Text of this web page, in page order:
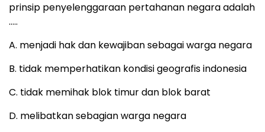
prinsip penyelenggaraan pertahanan negara adalah
…..
A. menjadi hak dan kewajiban sebagai warga negara
B. tidak memperhatikan kondisi geografis indonesia
C. tidak memihak blok timur dan blok barat
D. melibatkan sebagian warga negara